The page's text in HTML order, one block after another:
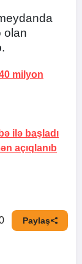
olan
milyon
ilə başladı
açıqlanıb
Paylaş